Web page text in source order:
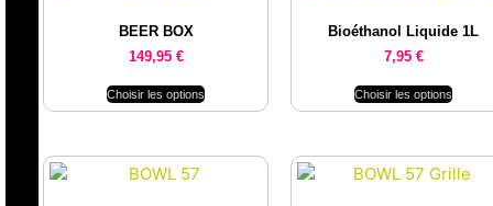
BEER BOX
149,95 €
Choisir les options
Bioéthanol Liquide 1L
7,95 €
Choisir les options